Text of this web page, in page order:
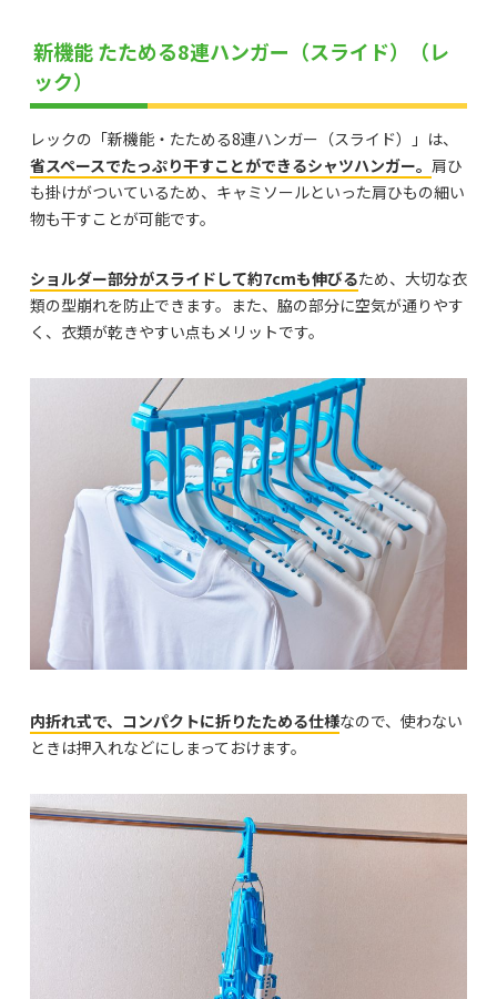
新機能 たためる8連ハンガー（スライド）（レ
ック）
レックの「新機能・たためる8連ハンガー（スライド）」は、
省スペースでたっぷり干すことができるシャツハンガー。 肩ひ
も掛けがついているため、キャミソールといった肩ひもの細い
物も干すことが可能です。
ショルダー部分がスライドして約7cmも伸びるため、大切な衣
類の型崩れを防止できます。また、脇の部分に空気が通りやす
く、衣類が乾きやすい点もメリットです。
内折れ式で、コンパクトに折りたためる仕様なので、使わない
ときは押入れなどにしまっておけます。